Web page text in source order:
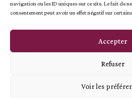
navigation ou les ID uniques sur ce site. Le fait de
consentement peut avoir un effet négatif sur
Accepter
Refuser
Voir les
CONSOMMEZ AVEC
Création site internet :